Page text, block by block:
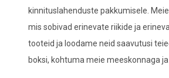
kinnituslahenduste pakkumisele.
mis sobivad erinevate riikide ja
tooteid ja loodame neid saavutusi
boksi, kohtuma meie meeskonnaga